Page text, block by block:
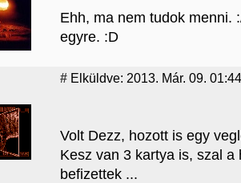
Ehh, ma nem tudok menni.
egyre. :D
# Elküldve: 2013. Már. 09. 01:44
Volt Dezz, hozott is egy
Kesz van 3 kartya is, szal
befizettek ...